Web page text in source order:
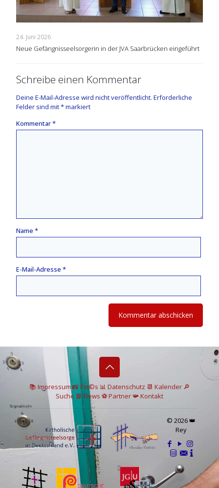
24. Juni 2026
Neue Gefängnisseelsorgerin in der JVA Saarbrücken eingeführt
Schreibe einen Kommentar
Deine E-Mail-Adresse wird nicht veröffentlicht. Erforderliche
Felder sind mit*markiert
Kommentar*
Name *
E-Mail-Adresse *
📚 Impressum📸Fot©s 📊 Datenschutz 📆 Kalender 🔎
Suche 📘 News ⚽Partner📯Kontakt
© 2026 👑
Rey